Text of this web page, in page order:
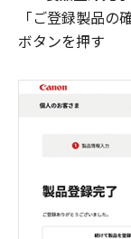
「ご登録製品の
ボタンを押す